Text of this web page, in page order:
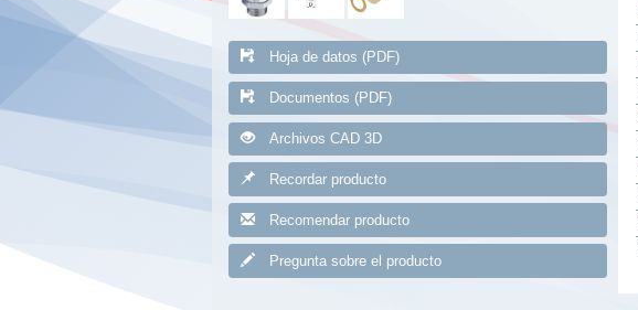
Hoja de datos (PDF)
Documentos (PDF)
Archivos CAD 3D
Recordar producto
Recomendar producto
Pregunta sobre el producto